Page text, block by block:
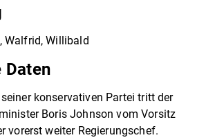
Walfrid, Willibald
Daten
konservativen Partei tritt der
Boris Johnson vom Vorsitz
vorerst weiter Regierungschef.